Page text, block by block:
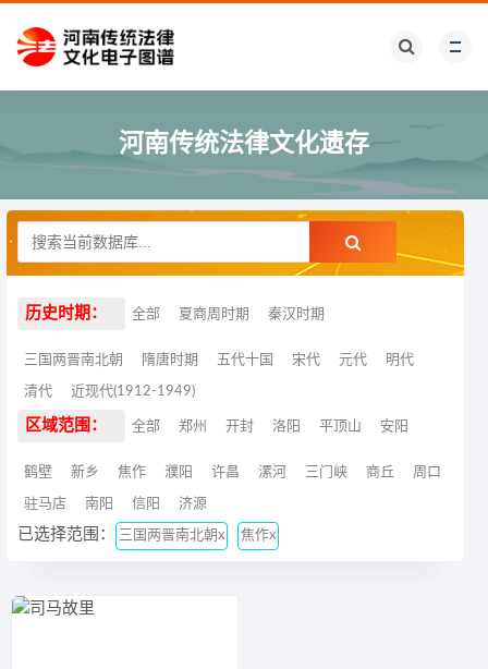
河南传统法律文化遗存
历史时期： 全部 夏商周时期 秦汉时期
三国两晋南北朝 隋唐时期 五代十国 宋代 元代 明代
清代 近现代(1912-1949)
区域范围： 全部 郑州 开封 洛阳 平顶山 安阳
鹤壁 新乡 焦作 濮阳 许昌 漯河 三门峡 商丘 周口
驻马店 南阳 信阳 济源
已选择范围： 三国两晋南北朝x 焦作x